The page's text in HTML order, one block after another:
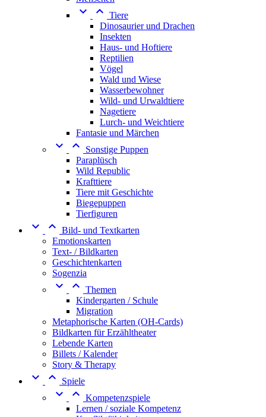
  Tiere
Dinosaurier und Drachen
Insekten
Haus- und Hoftiere
Reptilien
Vögel
Wald und Wiese
Wasserbewohner
Wild- und Urwaldtiere
Nagetiere
Lurch- und Weichtiere
Fantasie und Märchen
 
Sonstige Puppen
Paraplüsch
Wild Republic
Krafttiere
Tiere mit Geschichte
Biegepuppen
Tierfiguren
  Bild- und Textkarten
Emotionskarten
Text- / Bildkarten
Geschichtenkarten
Sogenzia
  Themen
Kindergarten / Schule
Migration
Metaphorische Karten (OH-Cards)
Bildkarten für Erzähltheater
Lebende Karten
Billets / Kalender
Story & Therapy
  Spiele
  Kompetenzspiele
Lernen / soziale Kompetenz